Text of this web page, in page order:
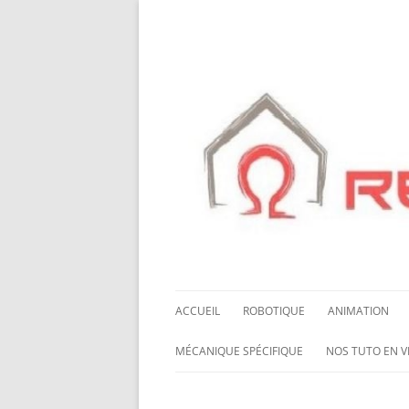
ACCUEIL ROBOTIQUE
NOS ROBOTS
ANIMATION
HALLOWING M0
MÉCANIQUE SPÉCIFIQUE NOS TUTO EN